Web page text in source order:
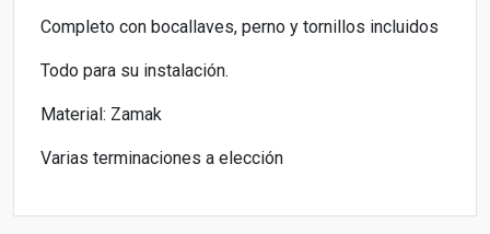
Completo con bocallaves, perno y tornillos incluidos
Todo para su instalación.
Material: Zamak
Varias terminaciones a elección